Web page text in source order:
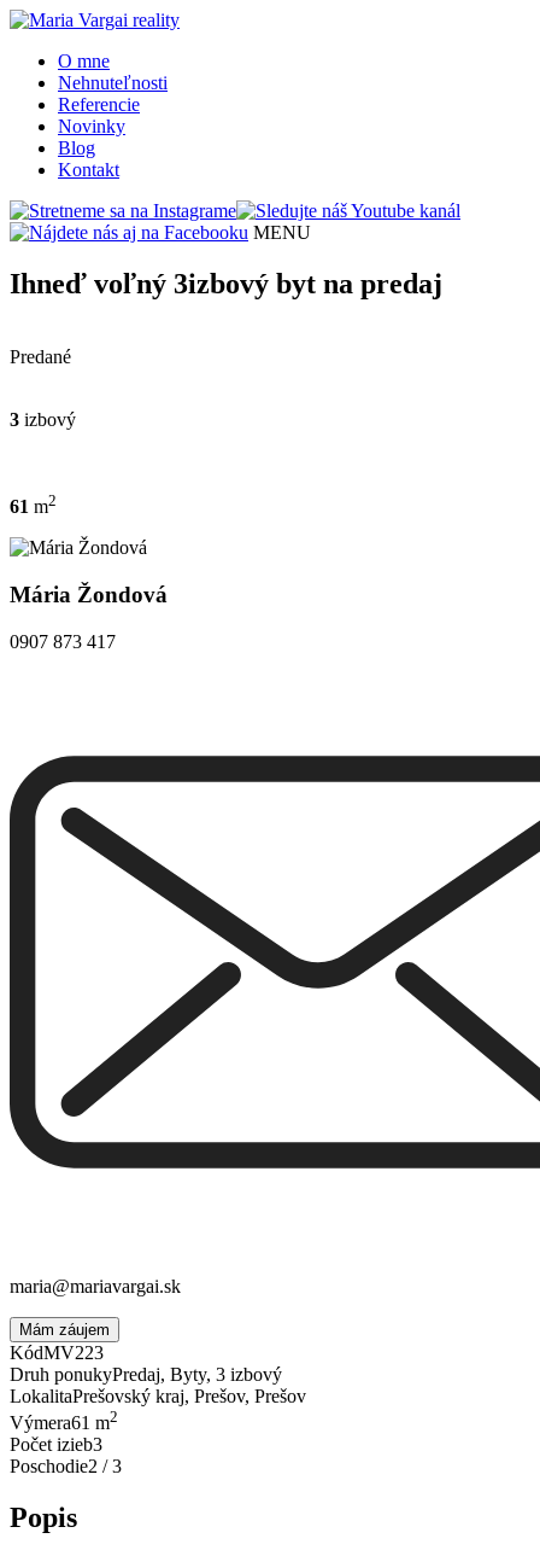
O mne
Nehnuteľnosti
Referencie
Novinky
Blog
Kontakt
MENU
Ihneď voľný 3izbový byt na predaj
Predané
3 izbový
61 m2
Mária Žondová
0907 873 417
maria@mariavargai.sk
Mám záujem
KódMV223
Druh ponukyPredaj, Byty, 3 izbový
LokalitaPrešovský kraj, Prešov, Prešov
Výmera61 m2
Počet izieb3
Poschodie2 / 3
Popis